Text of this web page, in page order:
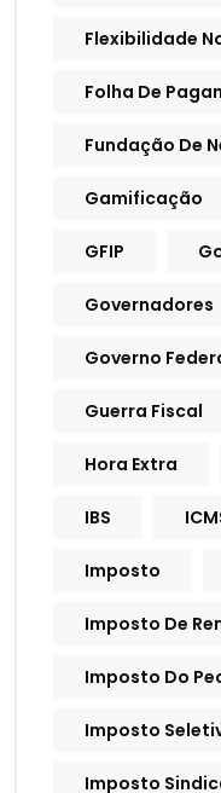
Flexibilidade
Folha De
Fundação De
Gamificação
GFIP
Governadores
Governo
Guerra Fiscal
Hora Extra
IBS
Imposto
Imposto De
Imposto Do
Imposto
Imposto